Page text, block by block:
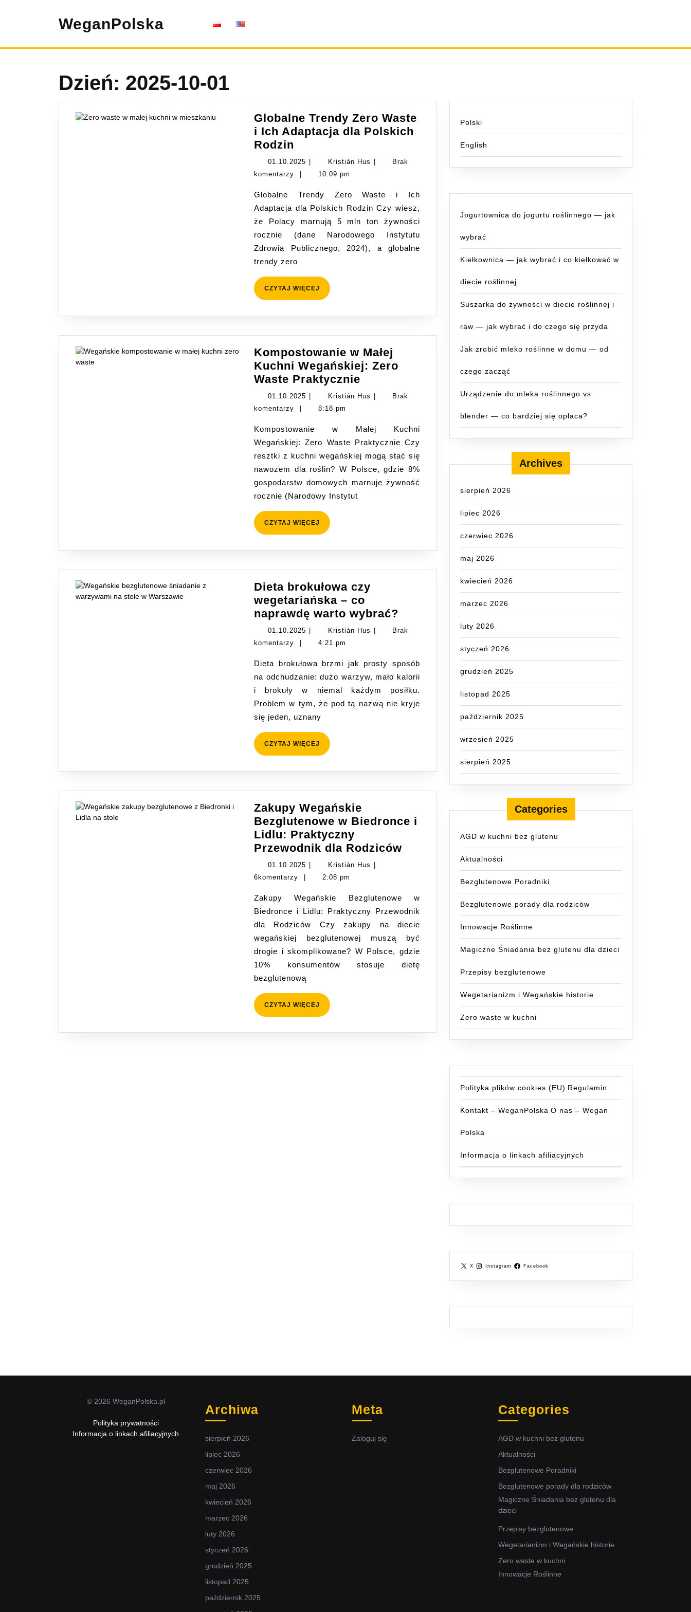
WeganPolska
Dzień: 2025-10-01
Globalne Trendy Zero Waste
i Ich Adaptacja dla Polskich
Rodzin
Trendy
Zero
Ich
Adaptacja
dla
Polskich
Rodzin
01.10.2025 01.10.2025Kristián Hus KristiánBrak
komentarzy
10:09 pm
Globalne Trendy Zero Waste i Ich
Adaptacja dla Polskich Rodzin Czy wiesz,
że Polacy marnują 5 mln ton żywności
rocznie (dane Narodowego Instytutu
Zdrowia Publicznego, 2024), a globalne
trendy zero
CZYTAJ WIĘCEJ CZYTAJ
WIĘCEJ
Kompostowanie w Małej
Kuchni Wegańskiej: Zero
Waste Praktycznie
w
Wegańskiej:
Zero
Waste
Praktycznie
01.10.2025 01.10.2025Kristián Hus KristiánBrak
komentarzy
8:18 pm
Kompostowanie w Małej Kuchni
Wegańskiej: Zero Waste Praktycznie Czy
resztki z kuchni wegańskiej mogą stać się
nawozem dla roślin? W Polsce, gdzie 8%
gospodarstw domowych marnuje żywność
rocznie (Narodowy Instytut
CZYTAJ WIĘCEJ CZYTAJ
WIĘCEJ
Dieta brokułowa czy
wegetariańska – co
naprawdę warto wybrać?
brokułowa
wegetariańska
–
co
naprawdę
warto
01.10.2025 01.10.2025Kristián Hus KristiánBrak
komentarzy
4:21 pm
Dieta brokułowa brzmi jak prosty sposób
na odchudzanie: dużo warzyw, mało kalorii
i brokuły w niemal każdym posiłku.
Problem w tym, że pod tą nazwą nie kryje
się jeden, uznany
CZYTAJ WIĘCEJ CZYTAJ
WIĘCEJ
Zakupy Wegańskie
Bezglutenowe w Biedronce i
Lidlu: Praktyczny
Przewodnik dla Rodziców
Wegańskie
Bezglutenowe
Biedronce
i
Lidlu:
Praktyczny
Przewodnik
dla
01.10.2025 01.10.2025
| Kristián Hus Kristián
|
6komentarzy
| 2:08 pm
Zakupy Wegańskie Bezglutenowe w
Biedronce i Lidlu: Praktyczny Przewodnik
dla Rodziców Czy zakupy na diecie
wegańskiej bezglutenowej muszą być
drogie i skomplikowane? W Polsce, gdzie
10% konsumentów stosuje dietę
bezglutenową
CZYTAJ WIĘCEJ CZYTAJ
WIĘCEJ
Polski
English
Jogurtownica do jogurtu roślinnego — jak
wybrać
Kiełkownica — jak wybrać i co kiełkować w
diecie roślinnej
Suszarka do żywności w diecie roślinnej i
raw — jak wybrać i do czego się przyda
Jak zrobić mleko roślinne w domu — od
czego zacząć
Urządzenie do mleka roślinnego vs
blender — co bardziej się opłaca?
Archives
sierpień 2026
lipiec 2026
czerwiec 2026
maj 2026
kwiecień 2026
marzec 2026
luty 2026
styczeń 2026
grudzień 2025
listopad 2025
październik 2025
wrzesień 2025
sierpień 2025
Categories
AGD w kuchni bez glutenu
Aktualności
Bezglutenowe Poradniki
Bezglutenowe porady dla rodziców
Innowacje Roślinne
Magiczne Śniadania bez glutenu dla dzieci
Przepisy bezglutenowe
Wegetarianizm i Wegańskie historie
Zero waste w kuchni
Polityka plików cookies (EU) Regulamin
Kontakt – WeganPolska O nas – Wegan
Polska
Informacja o linkach afiliacyjnych
X Instagram Facebook
© 2026 WeganPolska.pl
Polityka prywatności
Informacja o linkach afiliacyjnych
Archiwa
sierpień 2026
lipiec 2026
czerwiec 2026
maj 2026
kwiecień 2026
marzec 2026
luty 2026
styczeń 2026
grudzień 2025
listopad 2025
październik 2025
Meta
Zaloguj się
Categories
AGD w kuchni bez glutenu
Aktualności
Bezglutenowe Poradniki
Bezglutenowe porady dla rodziców
Magiczne Śniadania bez glutenu dla
dzieci
Przepisy bezglutenowe
Wegetarianizm i Wegańskie historie
Zero waste w kuchni
Innowacje Roślinne